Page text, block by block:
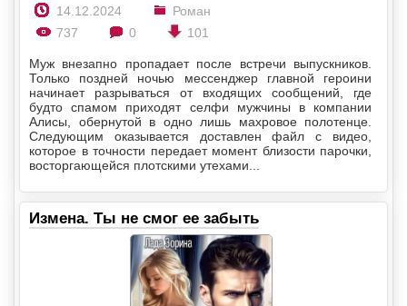
14.12.2024
Роман
737
0 101
Муж внезапно пропадает после встречи выпускников.
Только поздней ночью мессенджер главной героини
начинает разрываться от входящих сообщений, где
будто спамом приходят селфи мужчины в компании
Алисы, обернутой в одно лишь махровое полотенце.
Следующим оказывается доставлен файл с видео,
которое в точности передает момент близости парочки,
восторгающейся плотскими утехами...
Измена. Ты не смог ее забыть